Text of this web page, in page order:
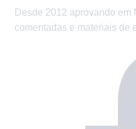
Desde 2012 aprovando em
comentadas e materiais de